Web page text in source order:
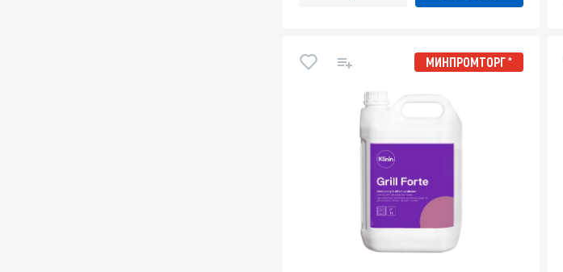
МИНПРОМТОРГ *